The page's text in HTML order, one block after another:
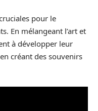
pour le
En mélangeant l’art et
à développer leur
créant des souvenirs